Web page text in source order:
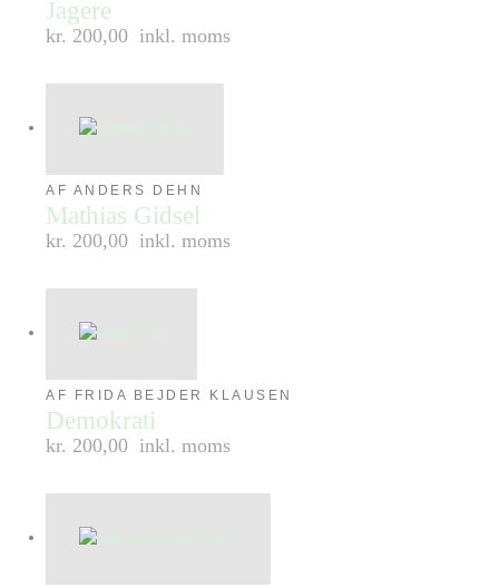
Jagere
kr. 200,00 inkl. moms
AF ANDERS DEHN
Mathias Gidsel
kr. 200,00 inkl. moms
AF FRIDA BEJDER KLAUSEN
Demokrati
kr. 200,00 inkl. moms